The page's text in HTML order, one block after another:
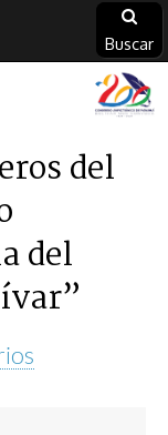
Buscar
del
del